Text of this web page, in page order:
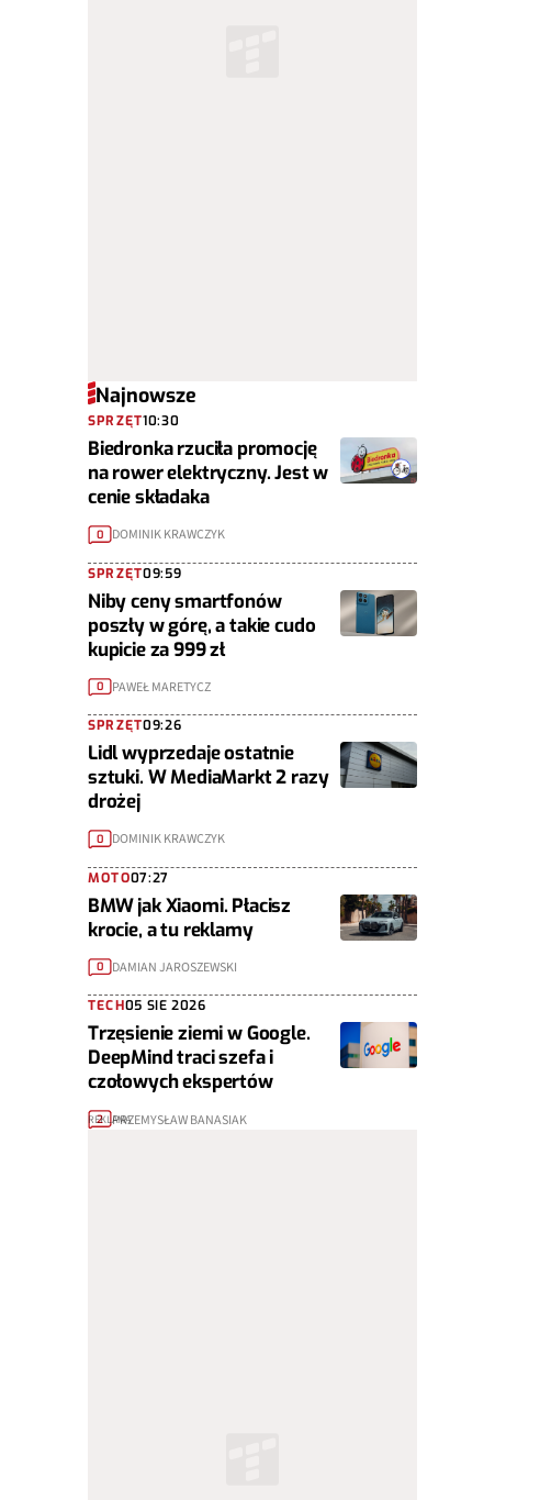
Najnowsze
SPRZĘT10:30
Biedronka rzuciła promocję
na rower elektryczny. Jest w
cenie składaka
0 DOMINIK KRAWCZYK
SPRZĘT09:59
Niby ceny smartfonów
poszły w górę, a takie cudo
kupicie za 999 zł
0 PAWEŁ MARETYCZ
SPRZĘT09:26
Lidl wyprzedaje ostatnie
sztuki. W MediaMarkt 2 razy
drożej
0 DOMINIK KRAWCZYK
MOTO07:27
BMW jak Xiaomi. Płacisz
krocie, a tu reklamy
0 DAMIAN JAROSZEWSKI
TECH05 SIE 2026
Trzęsienie ziemi w Google.
DeepMind traci szefa i
czołowych ekspertów
2 PRZEMYSŁAW BANASIAK